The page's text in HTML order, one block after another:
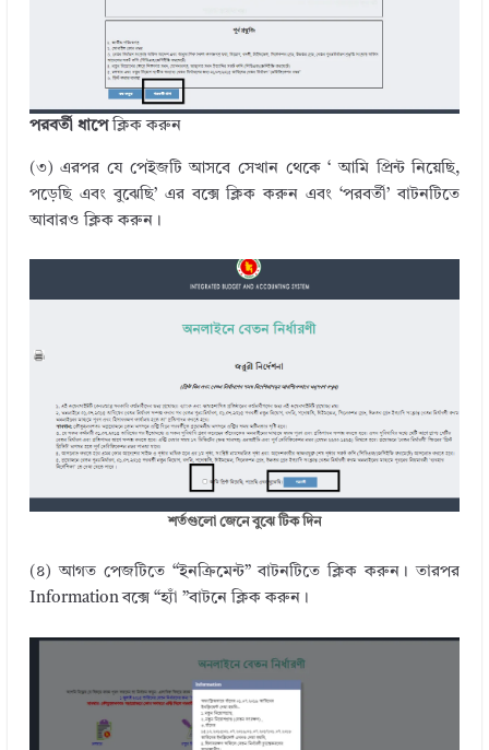
পরবর্তী ধাপেক্লিক করুন
(৩) এরপর যে পেইজটি আসবে সেখান থেকে ‘ আমি প্রিন্ট নিয়েছি,
পড়েছি এবং বুঝেছি’ এর বক্সে ক্লিক করুন এবং ‘পরবর্তী’ বাটনটিতে
আবারও ক্লিক করুন।
শর্তগুলো জেনে বুঝে টিক দিন
(৪) আগত পেজটিতে “ইনক্রিমেন্ট” বাটনটিতে ক্লিক করুন। তারপর
Information বক্সে “হ্যাঁ ”বাটনে ক্লিক করুন।